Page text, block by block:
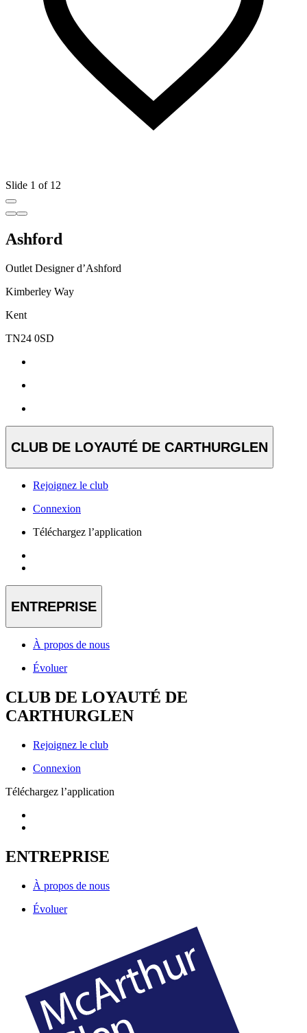
Slide 1 of 12
Ashford
Outlet Designer d’Ashford
Kimberley Way
Kent
TN24 0SD
CLUB DE LOYAUTÉ DE CARTHURGLEN
Rejoignez le club
Connexion
Téléchargez l’application
ENTREPRISE
À propos de nous
Évoluer
CLUB DE LOYAUTÉ DE
CARTHURGLEN
Rejoignez le club
Connexion
Téléchargez l’application
ENTREPRISE
À propos de nous
Évoluer